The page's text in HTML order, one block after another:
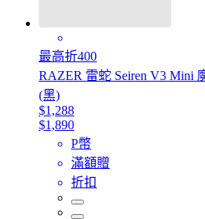
最高折400
RAZER 雷蛇 Seiren V3 Mini
(黑)
$1,288
$1,890
P幣
滿額贈
折扣